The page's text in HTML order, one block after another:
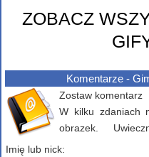
ZOBACZ
Komentarze -
Zostaw komentarz
W kilku zdaniach
obrazek.
Imię lub nick: